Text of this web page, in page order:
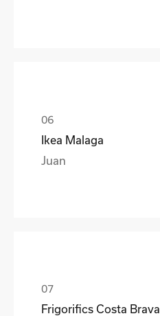
Ikea Malaga
Juan
Frigorifics Costa Brava